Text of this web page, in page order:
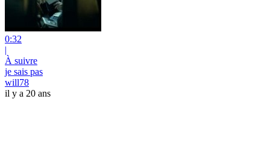
0:32
|
À suivre
je sais pas
will78
il y a 20 ans